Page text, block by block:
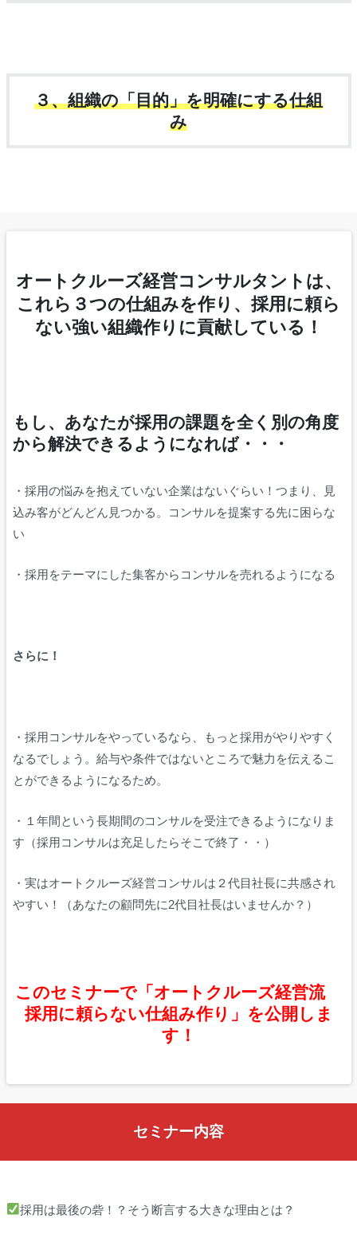
３、組織の「目的」を明確にする仕組
み
オートクルーズ経営コンサルタントは、
これら３つの仕組みを作り、採用に頼ら
ない強い組織作りに貢献している！
もし、あなたが採用の課題を全く別の角度
から解決できるようになれば・・・
・採用の悩みを抱えていない企業はないぐらい！つまり、見
込み客がどんどん見つかる。コンサルを提案する先に困らな
い
・採用をテーマにした集客からコンサルを売れるようになる
さらに！
・採用コンサルをやっているなら、もっと採用がやりやすく
なるでしょう。給与や条件ではないところで魅力を伝えるこ
とができるようになるため。
・１年間という長期間のコンサルを受注できるようになりま
す（採用コンサルは充足したらそこで終了・・）
・実はオートクルーズ経営コンサルは２代目社長に共感され
やすい！（あなたの顧問先に2代目社長はいませんか？）
このセミナーで「オートクルーズ経営流
採用に頼らない仕組み作り」を公開しま
す！
セミナー内容
採用は最後の砦！？そう断言する大きな理由とは？